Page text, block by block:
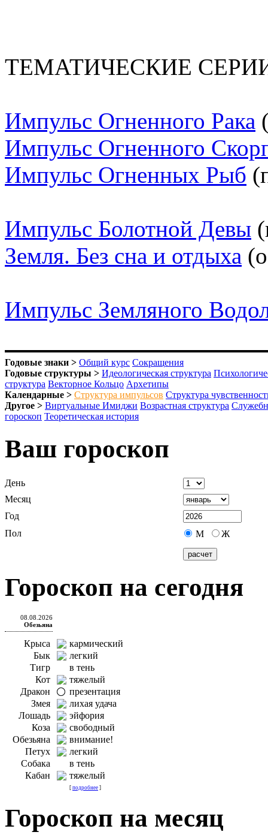
ТЕМАТИЧЕСКИЕ
Импульс Огненного Рака
Импульс Огненного
Импульс Огненных Рыб
Импульс Болотной Девы
Земля. Без сна и отдыха
Импульс Земляного
Годовые знаки > Общий курс Сокращения
Годовые структуры > Идеологическая структура
структура Векторное Кольцо Архетипы
Календарные > Структура импульсов Структура
Другое > Виртуальные Имиджи Возрастная структура
гороскоп Теоретическая история
Ваш гороскоп
День
Месяц
Год
Пол
М Ж
Гороскоп на сегодня
08.08.2026
Обезьяна
Крыса
кармический
Бык
легкий
Тигр
в тень
Кот
тяжелый
Дракон
презентация
Змея
лихая удача
Лошадь
эйфория
Коза
свободный
Обезьяна
внимание!
Петух
легкий
Собака
в тень
Кабан
тяжелый
[ подробнее ]
Гороскоп на месяц